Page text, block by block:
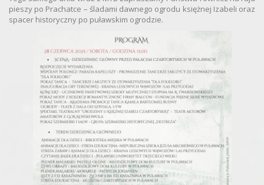
pieszy po Prachatce – śladami dawnego ogrodu księżnej Izabeli oraz
spacer historyczny po puławskim ogrodzie.